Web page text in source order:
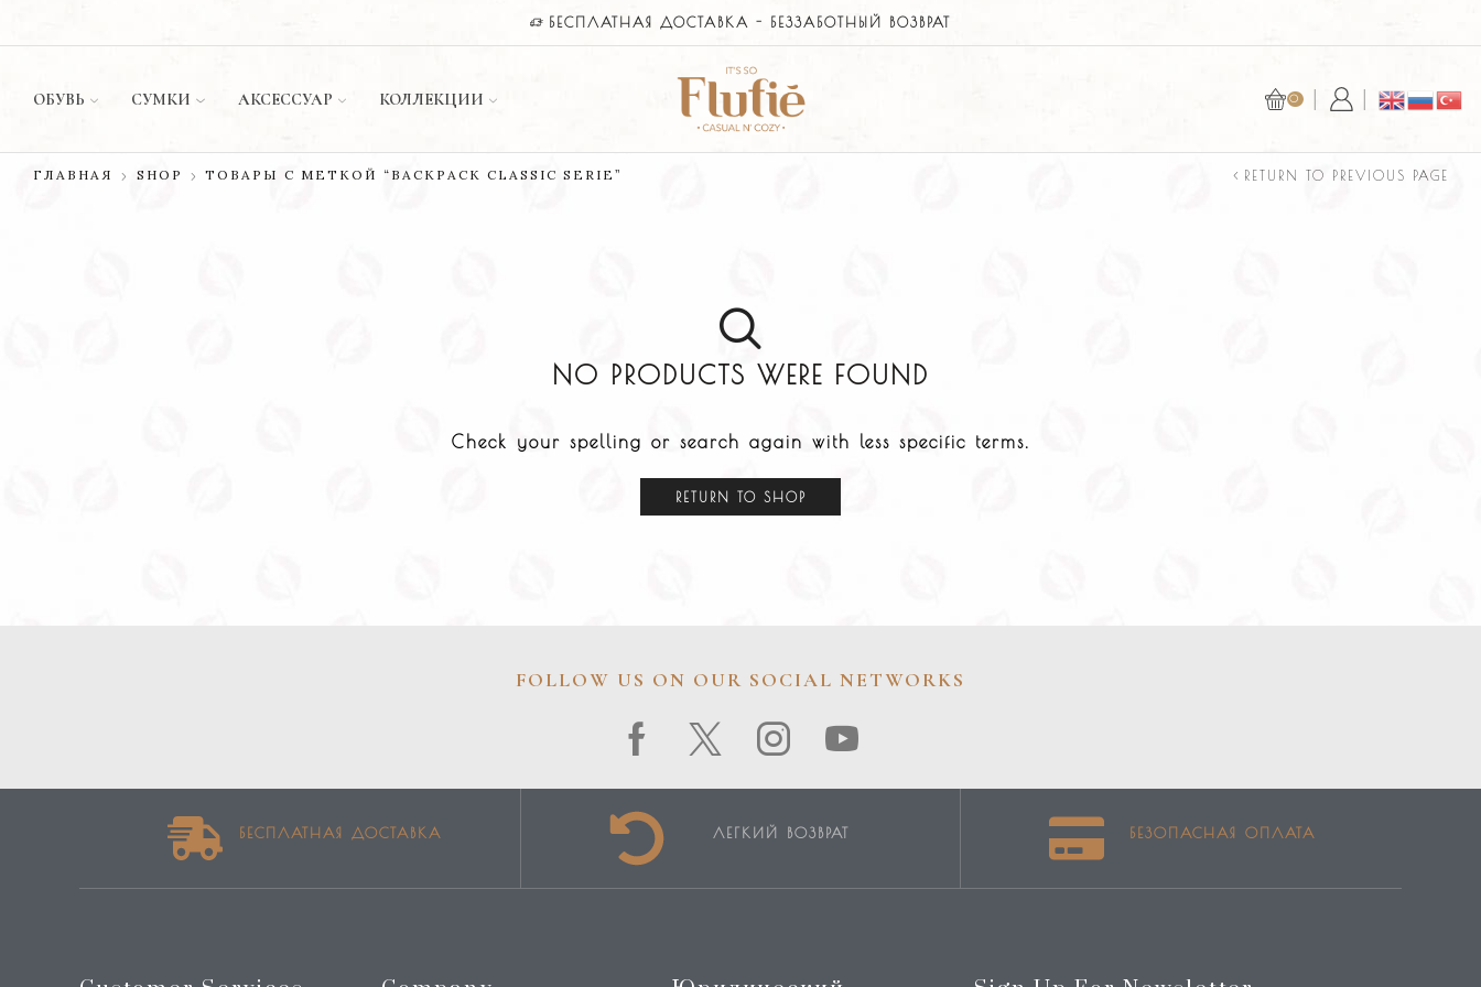
БЕСПЛАТНАЯ ДОСТАВКА - БЕЗЗАБОТНЫЙ ВОЗВРАТ
ОБУВЬ СУМКИ АКСЕССУАР КОЛЛЕКЦИИ 0
ГЛАВНАЯ SHOP ТОВАРЫ С МЕТКОЙ “BACKPACK CLASSIC SERIE” RETURN TO PREVIOUS PAGE
NO PRODUCTS WERE FOUND
Check your spelling or search again with less specific terms.
RETURN TO SHOP
FOLLOW US ON OUR SOCIAL NETWORKS
БЕСПЛАТНАЯ ДОСТАВКА ЛЕГКИЙ ВОЗВРАТ БЕЗОПАСНАЯ ОПЛАТА